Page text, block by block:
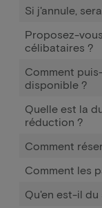
Si j'annule,
Proposez-
célibataires ?
Comment
disponible ?
Quelle est la
réduction ?
Comment
Comment les
Qu'en est-il